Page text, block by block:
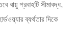
বায়ু প্রবাহটি সীমাবদ্ধ,
ব্যর্থতার দিকে